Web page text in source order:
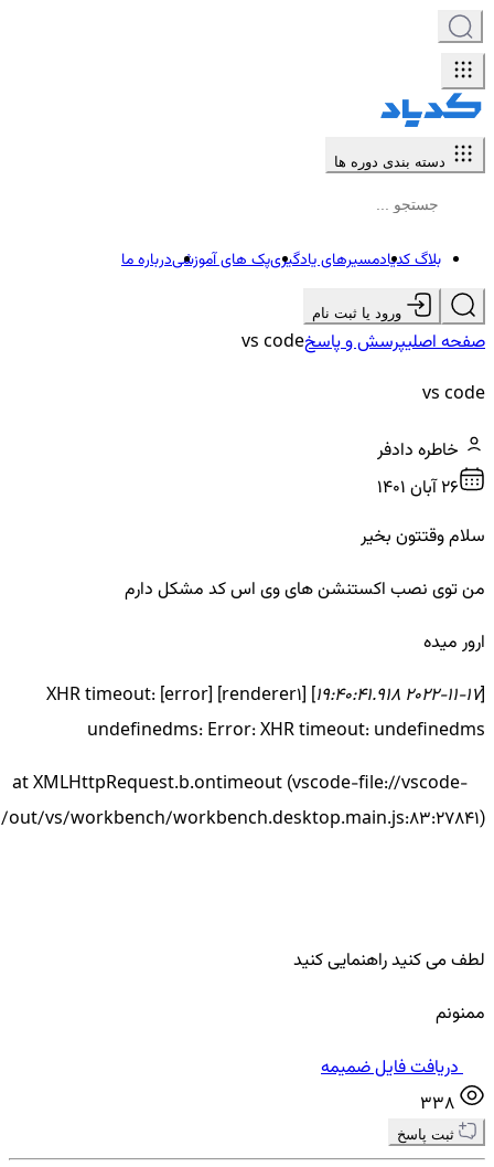
دسته بندی دوره ها
بلاگ کدیادمسیرهای یادگیریپک های آموزشیدرباره ما
ورود یا ثبت نام
صفحه اصلیپرسش و پاسخvs code
vs code
خاطره دادفر
26 آبان ۱۴۰۱
سلام وقتتون بخیر
من توی نصب اکستنشن های وی اس کد مشکل دارم
ارور میده
[
2022-11-17
19:40:41.918
] [renderer1] [error] XHR timeout:
undefinedms: Error: XHR timeout: undefinedms
at XMLHttpRequest.b.ontimeout (vscode-file://vscode-
vs/workbench/workbench.desktop.main.js:83:27841)
لطف می کنید راهنمایی کنید
ممنونم
دریافت فایل ضمیمه
ثبت پاسخ